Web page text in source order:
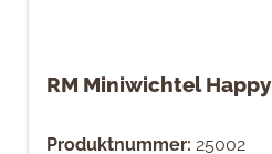
RM Miniwichtel Happy
Produktnummer: 25002